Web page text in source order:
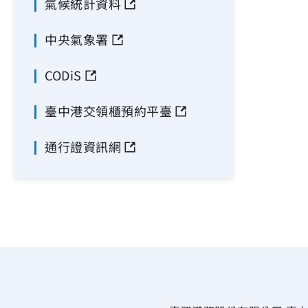
中央氣象署
CODiS
臺中港交領櫃預約平臺
通行證資訊網